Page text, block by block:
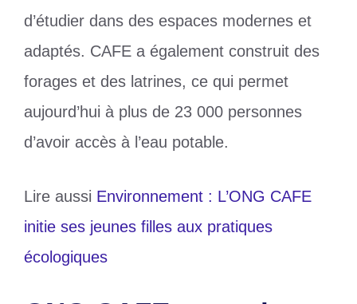
d’étudier dans des espaces modernes et
adaptés. CAFE a également construit des
forages et des latrines, ce qui permet
aujourd’hui à plus de 23 000 personnes
d’avoir accès à l’eau potable.
Lire aussi Environnement : L’ONG CAFE
initie ses jeunes filles aux pratiques
écologiques